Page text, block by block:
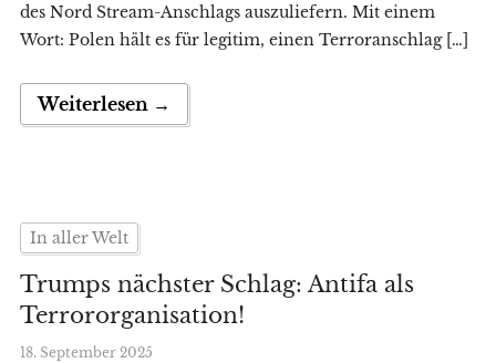
des Nord Stream-Anschlags auszuliefern. Mit einem
Wort: Polen hält es für legitim, einen Terroranschlag […]
Weiterlesen →
In aller Welt
Trumps nächster Schlag: Antifa als
Terrororganisation!
18. September 2025